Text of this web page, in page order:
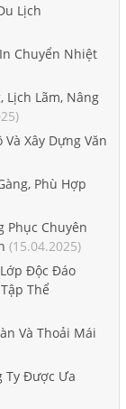
Lịch
Chuyển Nhiệt
Lịch Lãm, Nâng
Xây Dựng Văn
Phù Hợp
Phục Chuyên
(15.04.2025)
Độc Đáo
Thể
Và Thoải Mái
Ty Được Ưa